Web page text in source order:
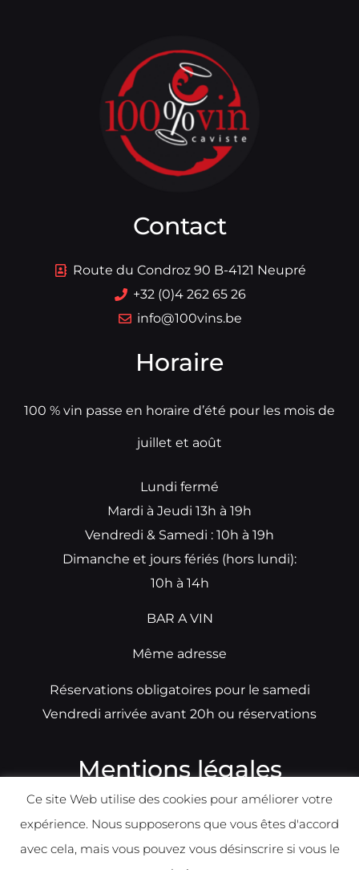
Contact
Route du Condroz 90 B-4121 Neupré
+32 (0)4 262 65 26
info@100vins.be
Horaire
100 % vin passe en horaire d’été pour les mois de
juillet et août
Lundi fermé
Mardi à Jeudi 13h à 19h
Vendredi & Samedi : 10h à 19h
Dimanche et jours fériés (hors lundi):
10h à 14h
BAR A VIN
Même adresse
Réservations obligatoires pour le samedi
Vendredi arrivée avant 20h ou réservations
Mentions légales
Ce site Web utilise des cookies pour améliorer votre
expérience. Nous supposerons que vous êtes d'accord
avec cela, mais vous pouvez vous désinscrire si vous le